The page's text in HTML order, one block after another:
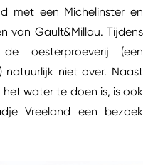
met een Michelinster en
van Gault&Millau. Tijdens
oesterproeverij (een
niet over. Naast
water te doen is, is ook
Vreeland een bezoek